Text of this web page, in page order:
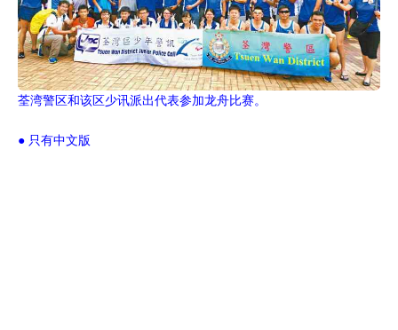
荃湾警区和该区少讯派出代表参加龙舟比赛。
● 只有中文版